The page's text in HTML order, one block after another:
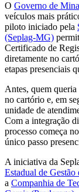
O Governo de
veículos mais
piloto iniciado pela
(Seplag-MG)
Certificado de
diretamente no
etapas presenciais
Antes, quem
no cartório e, em
unidade de
Com a integração
processo começa
único passo
A iniciativa da
Estadual de
a Companhia de